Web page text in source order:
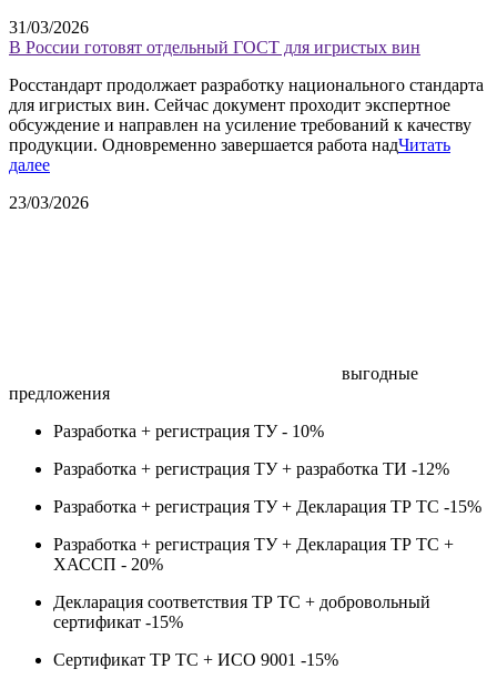
31/03/2026
В России готовят отдельный ГОСТ для игристых вин
Росстандарт продолжает разработку национального стандарта
для игристых вин. Сейчас документ проходит экспертное
обсуждение и направлен на усиление требований к качеству
продукции. Одновременно завершается работа надЧитать
далее
23/03/2026
выгодные
предложения
Разработка + регистрация ТУ - 10%
Разработка + регистрация ТУ + разработка ТИ -12%
Разработка + регистрация ТУ + Декларация ТР ТС -15%
Разработка + регистрация ТУ + Декларация ТР ТС +
ХАССП - 20%
Декларация соответствия ТР ТС + добровольный
сертификат -15%
Сертификат ТР ТС + ИСО 9001 -15%